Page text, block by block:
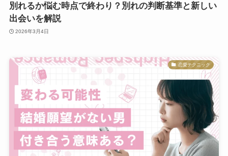
別れるか悩む時点で終わり？別れの判断基準と新しい
出会いを解説
2026年3月4日
恋愛テクニック